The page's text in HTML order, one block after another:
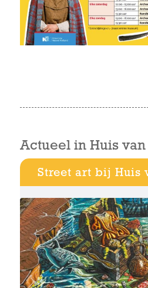
Actueel in Huis
Street art bij Huis